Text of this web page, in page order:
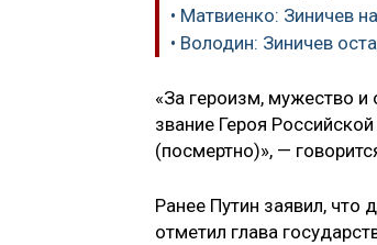
• Матвиенко: Зиничев
• Володин: Зиничев
«За героизм, мужество и
звание Героя
(посмертно)», —
Ранее Путин заявил, что
отметил глава